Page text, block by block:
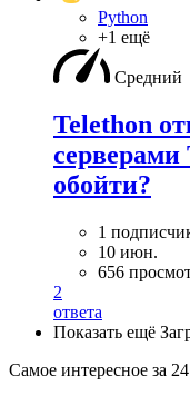
Python
+1 ещё
Средний
Telethon
серверами
обойти?
1
10 июн.
656
2
ответа
Показать ещё
Самое интересное за 24